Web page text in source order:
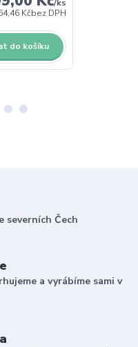
/ks
Kčbez DPH
do košíku
severních Čech
a vyrábíme sami v